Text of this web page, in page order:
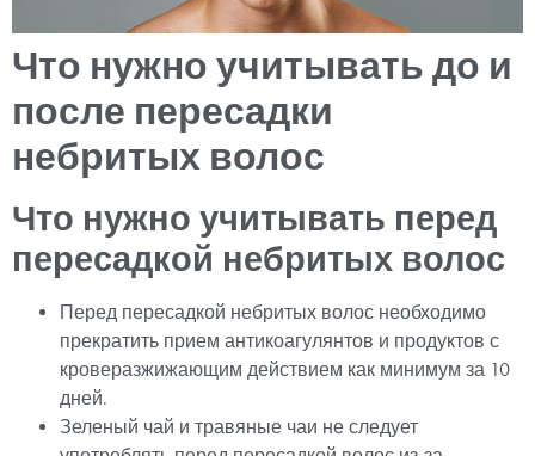
Что нужно учитывать до и
после пересадки
небритых волос
Что нужно учитывать перед
пересадкой небритых волос
Перед пересадкой небритых волос необходимо
прекратить прием антикоагулянтов и продуктов с
кроверазжижающим действием как минимум за 10
дней.
Зеленый чай и травяные чаи не следует